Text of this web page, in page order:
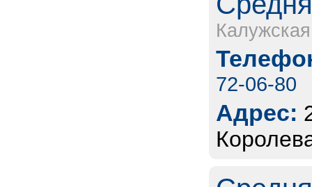
72-06-80
Адрес: